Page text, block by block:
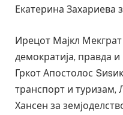
Екатерина Захариева
Ирецот Мајкл
демократија, правда
Гркот Апостолос
транспорт и туризам,
Хансен за